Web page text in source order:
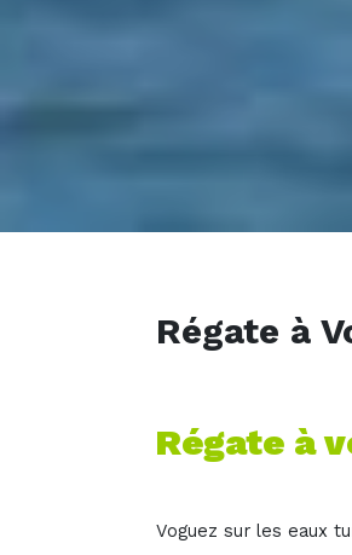
Régate à
Régate à
Voguez sur les eaux